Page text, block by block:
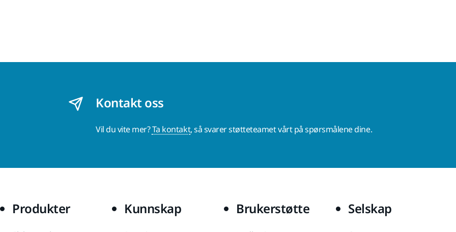
Kontakt oss
Vil du vite mer?Ta kontakt, så svarer støtteteamet vårt på spørsmålene dine.
Produkter Kunnskap Brukerstøtte Selskap